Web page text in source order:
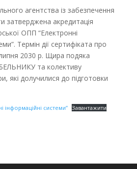
агентства із забезпечення
затверджена акредитація
ОПП “Електронні
Термін дії сертифіката про
2030 р. Щира подяка
та колективу
які долучилися до підготовки
інформаційні системи” Завантажити